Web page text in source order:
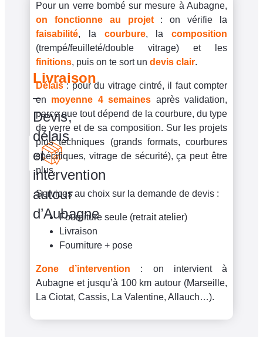
Livraison
–
Devis,
délais
et
intervention
autour
d’Aubagne
Pour un verre bombé sur mesure à Aubagne,
on fonctionne au projet: on vérifie la
faisabilité, la courbure, la composition
(trempé/feuilleté/double vitrage) et les
finitions, puis on te sort un devis clair.
Délais: pour du vitrage cintré, il faut compter
en moyenne 4 semaines après validation,
parce que tout dépend de la courbure, du type
de verre et de sa composition. Sur les projets
plus techniques (grands formats, courbures
spécifiques, vitrage de sécurité), ça peut être
plus.
Services au choix sur la demande de devis :
Fourniture seule (retrait atelier)
Livraison
Fourniture + pose
Zone d’intervention : on intervient à
Aubagne et jusqu’à 100 km autour (Marseille,
La Ciotat, Cassis, La Valentine, Allauch…).